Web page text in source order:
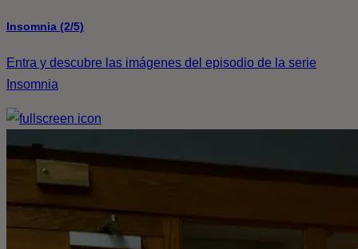
Insomnia (2/5)
Entra y descubre las imágenes del episodio de la serie
Insomnia